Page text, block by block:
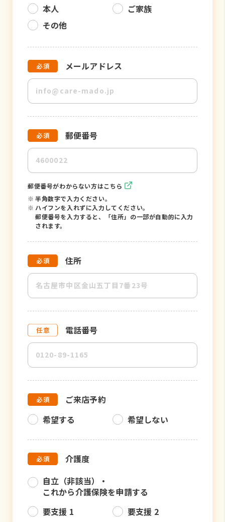
本人
ご家族
その他
メールアドレス
郵便番号
郵便番号がわからない方はこちら
※ 半角数字で入力ください。
※ ハイフンを入れずに入力してください。
郵便番号を入力すると、「住所」の一部が自動的に入力
されます。
住所
電話番号
ご来店予約
希望する
希望しない
介護度
自立（非該当）・
これから介護保険を申請する
要支援 1
要支援 2